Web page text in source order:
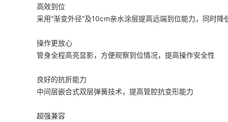
高效到位
采用“渐变外径”及10cm亲水涂层提高远端到位能力，同时降
操作更放心
管身全程高亮显影，方便观察到位情况，提高操作安全性
良好的抗折能力
中间层嵌合式双层弹簧技术，提高管腔抗变形能力
超强兼容